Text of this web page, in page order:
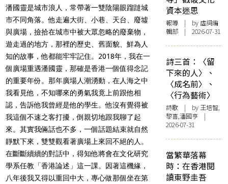
潘國靈是城市浪人，常帶著一雙陰陽眼蹓躂城
市不同角落。他走遍大街、小巷、天台、廢墟
與廣場，撿拾在城市中被大眾忽略的廢棄物，
遊走過的地方，那裡的歷史、舊面貌、鮮為人
知的故事，他都能牢牢記住。2018年，我在一
個廣場重遇潘國靈，那確是香港一個值得念記
的重要年份。那年廣場人潮湧動，在人海之中
我看見他，不知哪來的勇氣我竟上前跟他相
認，告訴他我曾經是他的學生。他沒有覺得被
我這個不速之客打擾，倒親切地跟我聊了起
來。其實我倆話也不多，一個話題結束就自然
靜默下來，雙雙觀看著廣場上來回不絕的人。
在斷斷續續的對話中，得知他將會在文化研究
學系任教「香港論述」這一課。因著這機緣，
八年後我又得以重回中大，專心做那個坐在第
資本迷思
報導 | by 虛詞編
輯部 | 2026-07-31
詩三首：〈留
下來的人〉、
〈成名前〉、
〈行為藝術〉
詩歌 | by 王培智,
黎喜,潘國亨 |
2026-07-31
當繁華落幕
時：在香港閱
讀東野圭吾